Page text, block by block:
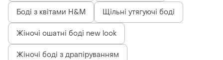
Боді з квітами H&M Щільні утягуючі боді
Жіночі ошатні боді new look
Жіночі боді з драпіруванням